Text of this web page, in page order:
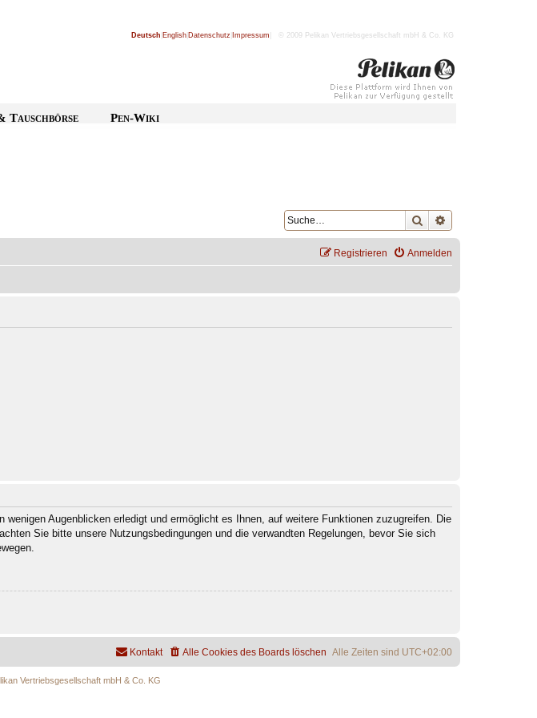
Deutsch English Datenschutz Impressum | © 2009 Pelikan Vertriebsgesellschaft mbH & Co. KG
Tauschbörse Pen-Wiki
Suche
Anmelden
Registrieren
Augenblicken erledigt und ermöglicht es Ihnen, auf weitere Funktionen zuzugreifen. Die
Sie bitte unsere Nutzungsbedingungen und die verwandten Regelungen, bevor Sie sich
Alle Zeiten sind UTC+02:00
Alle Cookies des Boards löschen
Kontakt
Vertriebsgesellschaft mbH & Co. KG